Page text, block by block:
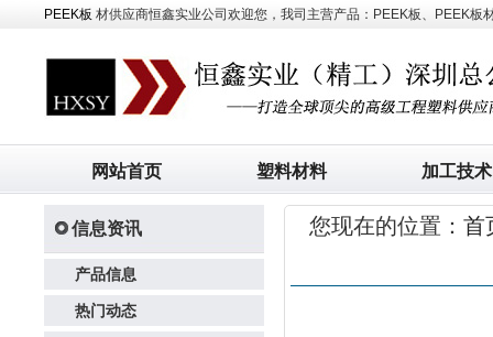
PEEK板 材供应商恒鑫实业公司欢迎您，我司主营产品：PEEK板、PEEK板
网站首页 塑料材料 加工技术
信息资讯
产品信息
热门动态
您现在的位置： 首